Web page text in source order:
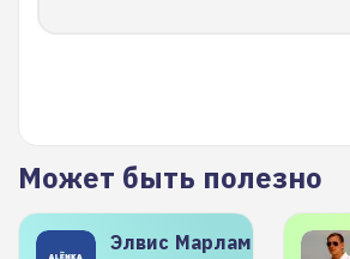
Может быть полезно
Элвис Марламов